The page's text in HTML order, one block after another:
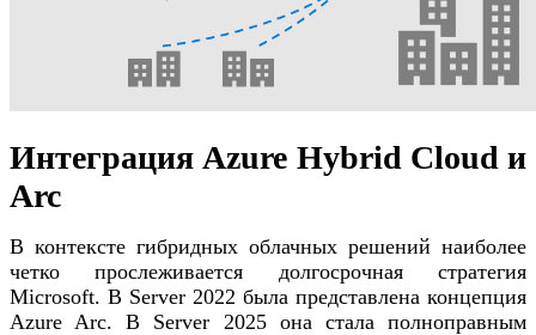
Интеграция Azure Hybrid Cloud и
Arc
В контексте гибридных облачных решений наиболее
четко прослеживается долгосрочная стратегия
Microsoft. В Server 2022 была представлена ​​концепция
Azure Arc. В Server 2025 она стала полноправным